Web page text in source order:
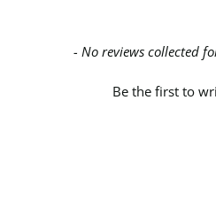
- No reviews collected
Be the first to
New content loaded